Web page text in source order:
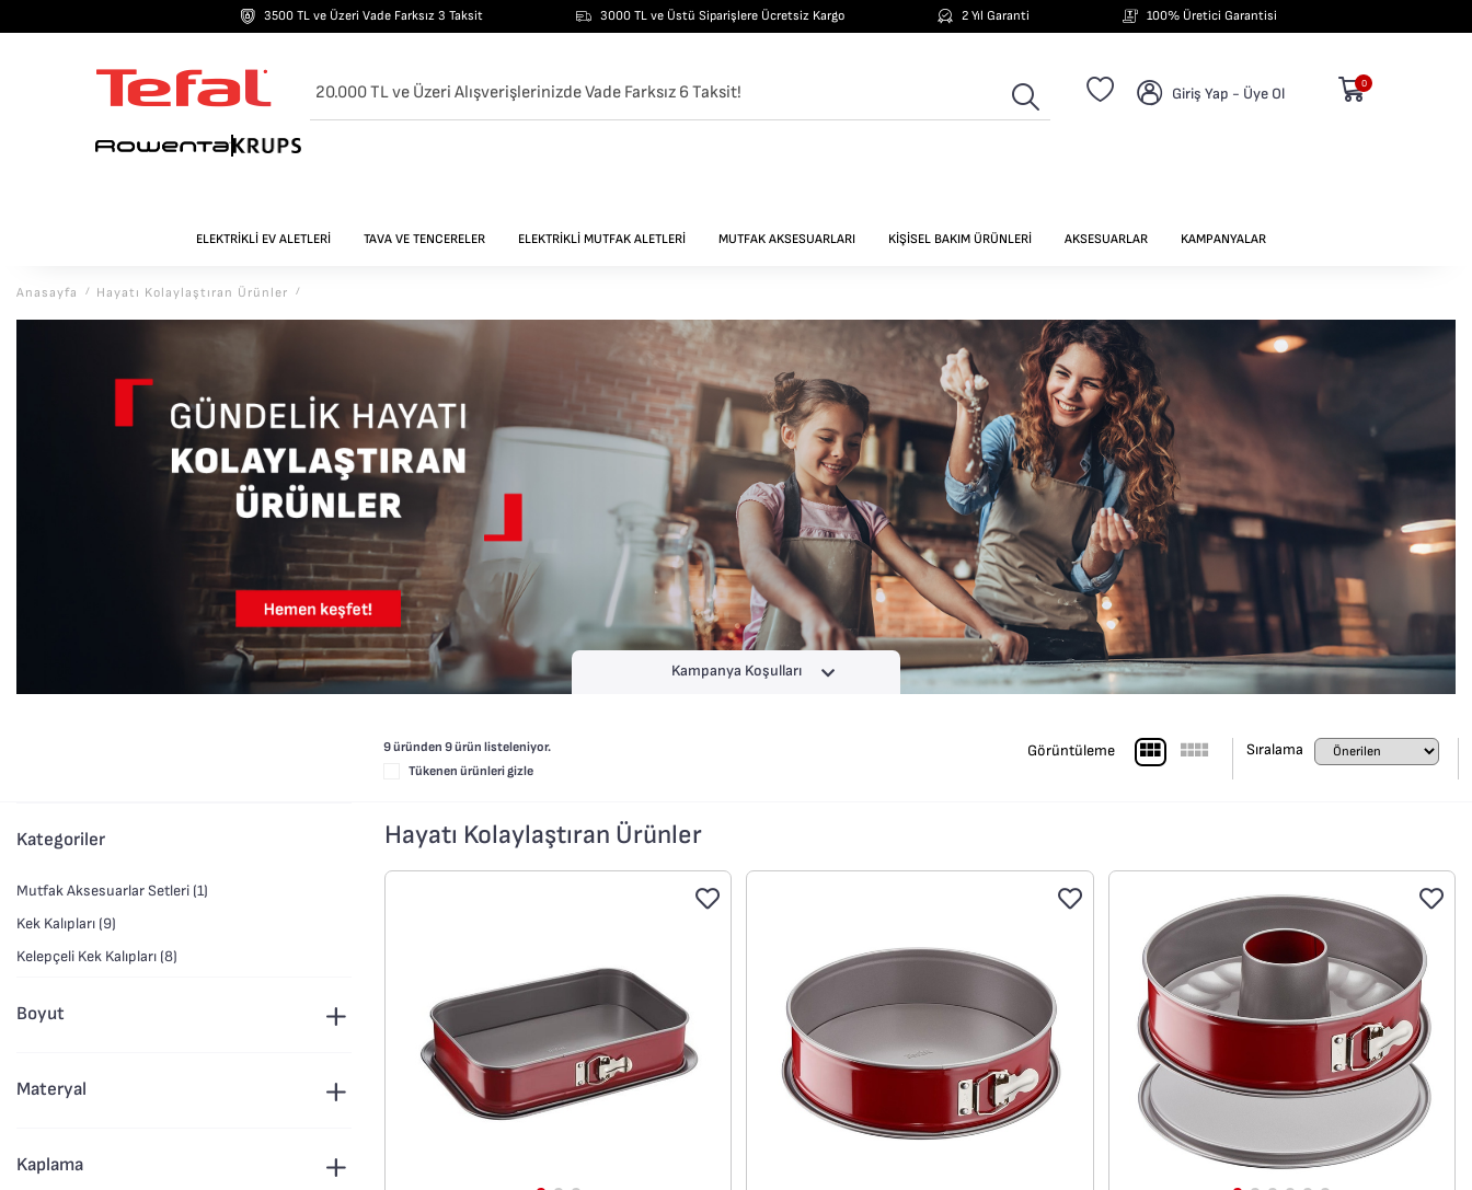
3500 TL ve Üzeri Vade Farksız 3 Taksit 3000 TL ve Üstü Siparişlere Ücretsiz Kargo 2 Yıl Garanti 100% Üretici Garantisi
20.000 TL ve Üzeri Alışverişlerinizde Vade Farksız 6 Taksit! Giriş Yap - Üye Ol
0
ELEKTRİKLİ EV ALETLERİ TAVA VE TENCERELER ELEKTRİKLİ MUTFAK ALETLERİ MUTFAK AKSESUARLARI KİŞİSEL BAKIM ÜRÜNLERİ AKSESUARLAR KAMPANYALAR
Anasayfa / Hayatı Kolaylaştıran Ürünler /
Kampanya Koşulları
9 üründen 9ürün listeleniyor.
Tükenen ürünleri gizle
Görüntüleme Sıralama
Kategoriler
Mutfak Aksesuarlar Setleri (1)
Kek Kalıpları (9)
Kelepçeli Kek Kalıpları (8)
Boyut
Materyal
Kaplama
Hayatı Kolaylaştıran Ürünler